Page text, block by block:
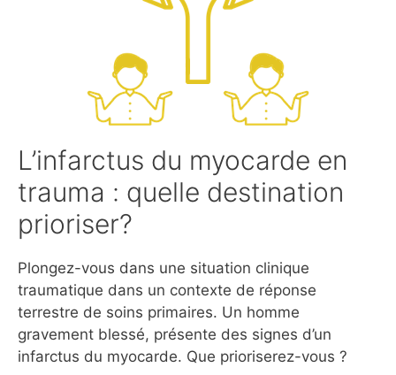
L’infarctus du myocarde en
trauma : quelle destination
prioriser?
Plongez-vous dans une situation clinique
traumatique dans un contexte de réponse
terrestre de soins primaires. Un homme
gravement blessé, présente des signes d’un
infarctus du myocarde. Que prioriserez-vous ?